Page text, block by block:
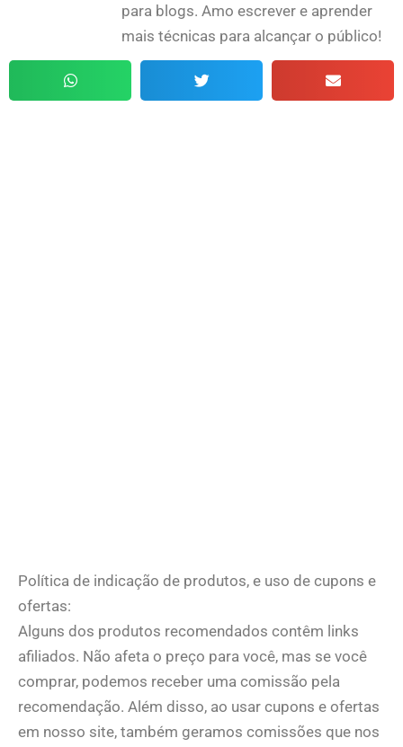
para blogs. Amo escrever e aprender
mais técnicas para alcançar o público!
Política de indicação de produtos, e uso de cupons e
ofertas:
Alguns dos produtos recomendados contêm links
afiliados. Não afeta o preço para você, mas se você
comprar, podemos receber uma comissão pela
recomendação. Além disso, ao usar cupons e ofertas
em nosso site, também geramos comissões que nos